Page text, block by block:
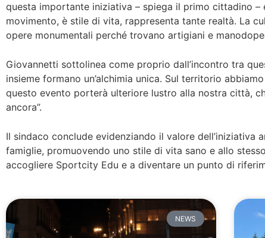
questa importante iniziativa – spiega il primo cittadino
movimento, è stile di vita, rappresenta tante realtà. La
opere monumentali perché trovano artigiani e
Giovannetti sottolinea come proprio dall’incontro tra
insieme formano un’alchimia unica. Sul territorio
questo evento porterà ulteriore lustro alla nostra città,
ancora”.
Il sindaco conclude evidenziando il valore dell’iniziativa
famiglie, promuovendo uno stile di vita sano e allo
accogliere Sportcity Edu e a diventare un punto di
NEWS